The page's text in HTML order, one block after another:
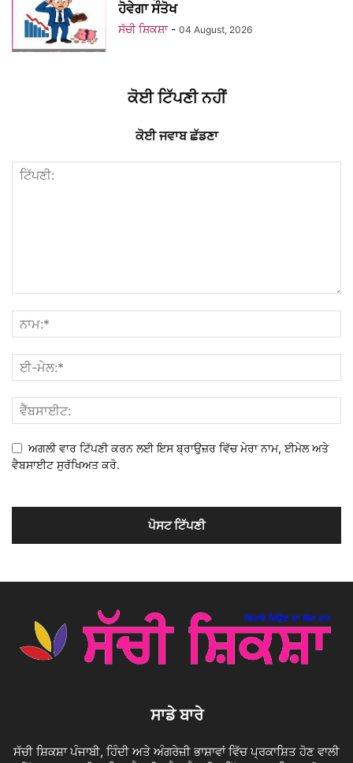
ਹੋਵੇਗਾ ਸੰਤੋਖ
ਸੱਚੀ ਸ਼ਿਕਸ਼ਾ - 04 August, 2026
ਕੋਈ ਟਿੱਪਣੀ ਨਹੀਂ
ਕੋਈ ਜਵਾਬ ਛੱਡਣਾ
ਅਗਲੀ ਵਾਰ ਟਿੱਪਣੀ ਕਰਨ ਲਈ ਇਸ ਬ੍ਰਾਉਜ਼ਰ ਵਿੱਚ ਮੇਰਾ ਨਾਮ, ਈਮੇਲ ਅਤੇ
ਵੈਬਸਾਈਟ ਸੁਰੱਖਿਅਤ ਕਰੋ.
ਸਾਡੇ ਬਾਰੇ
ਸੱਚੀ ਸ਼ਿਕਸ਼ਾ ਪੰਜਾਬੀ, ਹਿੰਦੀ ਅਤੇ ਅੰਗਰੇਜ਼ੀ ਭਾਸ਼ਾਵਾਂ ਵਿੱਚ ਪ੍ਰਕਾਸ਼ਿਤ ਹੋਣ ਵਾਲੀ